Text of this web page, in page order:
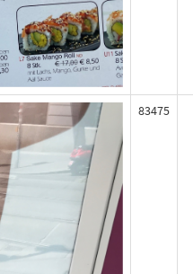
83475